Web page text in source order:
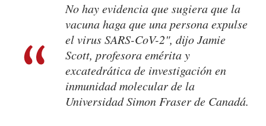
No hay evidencia que sugiera que la
vacuna haga que una persona expulse
el virus SARS-CoV-2", dijo Jamie
Scott, profesora emérita y
excatedrática de investigación en
inmunidad molecular de la
Universidad Simon Fraser de Canadá.